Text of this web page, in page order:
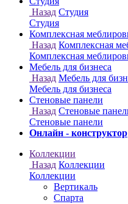
Онлайн - конструктор